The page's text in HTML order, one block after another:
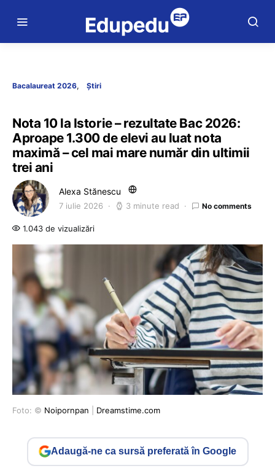
Bacalaureat 2026 Știri
Nota 10 la Istorie – rezultate Bac 2026:
Aproape 1.300 de elevi au luat nota
maximă – cel mai mare număr din ultimii
trei ani
Alexa Stănescu
7 iulie 2026 3 minute read No comments
1.043 de vizualizări
Foto: © Noipornpan Dreamstime.com
Adaugă-ne ca sursă preferată în Google